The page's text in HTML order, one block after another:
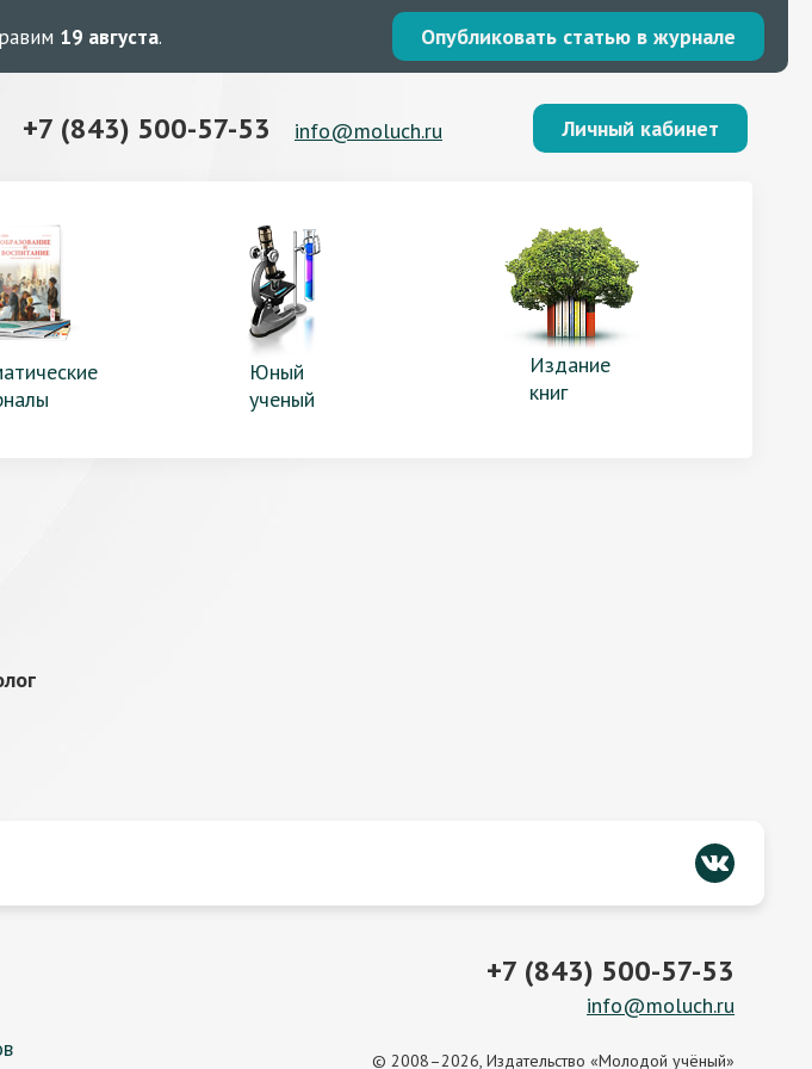
19 августа. Опубликовать статью в журнале
+7 (843) 500-57-53 info@moluch.ru Личный кабинет
Юный
ученый
Издание
книг
+7 (843) 500-57-53
info@moluch.ru
© 2008–2026, Издательство «Молодой учёный»